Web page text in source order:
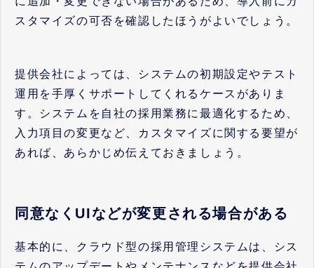
スタマイズの可否を確認したほうがよいでしょう。
提供会社によっては、システムの初期設定やテスト
運用を手厚くサポートしてくれるケースがありま
す。システムを自社の採用業務に最適化するため、
入力項目の変更など、カスタマイズに関する要望が
あれば、あらかじめ伝えておきましょう。
同意なくUIなどが変更される場合がある
基本的に、クラウド型の採用管理システムは、シス